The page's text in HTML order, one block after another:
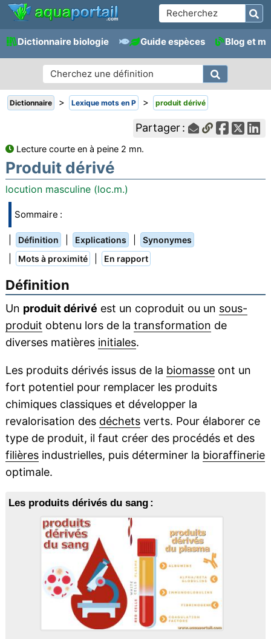
Dictionnaire biologie Guide espèces Blog et
Dictionnaire > Lexique mots en P > produit dérivé
Partager :
Lecture courte en à peine 2 mn.
Produit dérivé
locution masculine (loc.m.)
Sommaire :
Définition Explications Synonymes
Mots à proximité En rapport
Définition
Un produit dérivé est un coproduit ou un sous-
produit obtenu lors de la transformation de
diverses matières initiales.
Les produits dérivés issus de la biomasseont un
fort potentiel pour remplacer les produits
chimiques classiques et développer la
revalorisation des déchetsverts. Pour élaborer ce
type de produit, il faut créer des procédés et des
filièresindustrielles, puis déterminer la bioraffinerie
optimale.
Les produits dérivés du sang :